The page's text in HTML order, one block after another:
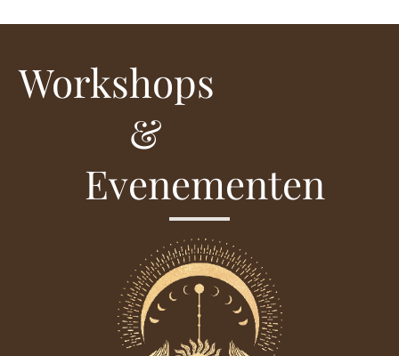
Workshops
&
Evenementen